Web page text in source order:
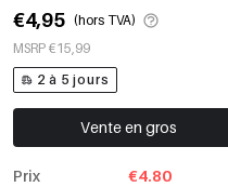
€4,95 (hors TVA)
MSRP €15,99
2 à 5 jours
Vente en gros
Prix
€4.80